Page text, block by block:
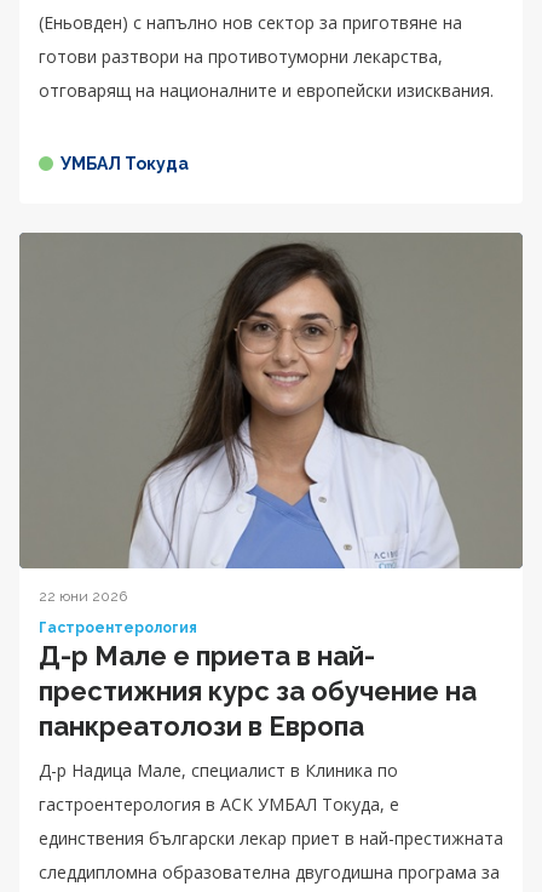
(Еньовден) с напълно нов сектор за приготвяне на
готови разтвори на противотуморни лекарства,
отговарящ на националните и европейски изисквания.
УМБАЛ Токуда
22 юни 2026
Гастроентерология
Д-р Мале е приета в най-
престижния курс за обучение на
панкреатолози в Европа
Д-р Надица Мале, специалист в Клиника по
гастроентерология в АСК УМБАЛ Токуда, е
единствения български лекар приет в най-престижната
следдипломна образователна двугодишна програма за